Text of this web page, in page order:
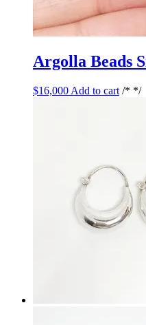
Argolla Beads
$16,000 Add to cart /* */